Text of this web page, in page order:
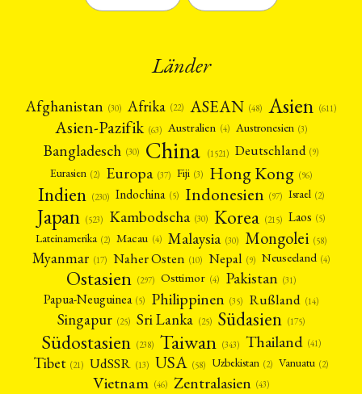
Länder
Afghanistan (30) Afrika (22) ASEAN (48) Asien (611)
Asien-Pazifik (63) Australien (4) Austronesien (3)
Bangladesch (30) China (1521) Deutschland (9)
Eurasien (2) Europa (37) Fiji (3) Hong Kong (96)
Indien (230) Indochina (5) Indonesien (97) Israel (2)
Japan (523) Kambodscha (30) Korea (215) Laos (5)
Lateinamerika (2) Macau (4) Malaysia (30) Mongolei (58)
Myanmar (17) Naher Osten (10) Nepal (9) Neuseeland (4)
Ostasien (297) Osttimor (4) Pakistan (31)
Papua-Neuguinea (5) Philippinen (35) Rußland (14)
Singapur (25) Sri Lanka (25) Südasien (175)
Südostasien (238) Taiwan (343) Thailand (41)
Tibet (21) UdSSR (13) USA (58) Uzbekistan (2) Vanuatu (2)
Vietnam (46) Zentralasien (43)